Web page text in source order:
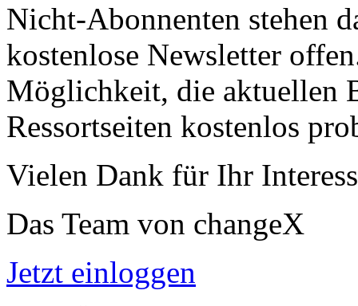
Nicht-Abonnenten stehen
kostenlose Newsletter
Möglichkeit, die aktuellen
Ressortseiten kostenlos
Vielen Dank für Ihr
Das Team von changeX
Jetzt einloggen